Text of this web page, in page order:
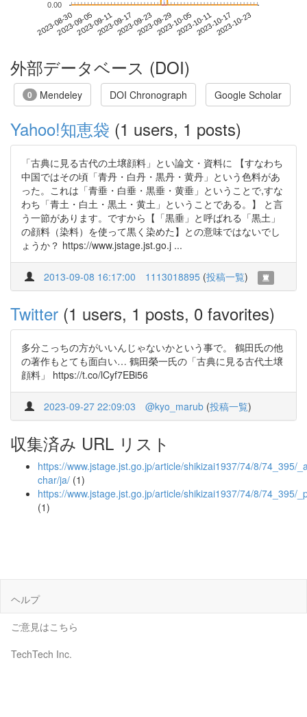
2023-08-302023-09-052023-09-112023-09-172023-09-232023-09-292023-10-052023-10-112023-10-172023-10-23
0.00
外部データベース (DOI)
0 Mendeley DOI Chronograph Google Scholar
Yahoo!知恵袋 (1 users, 1 posts)
「古典に見る古代の土壌顔料」とい論文・資料に 【すなわち
中国ではその頃「青丹・白丹・黒丹・黄丹」という色料があ
った。これは「青垂・白垂・黒垂・黄垂」ということで,すな
わち「青土・白土・黒土・黄土」ということである。】 と言
う一節があります。ですから【「黒垂」と呼ばれる「黒土」
の顔料（染料）を使って黒く染めた】との意味ではないでし
ょうか？ https://www.jstage.jst.go.j ...
2013-09-08 16:17:00 1113018895 (投稿一覧)
Twitter (1 users, 1 posts, 0 favorites)
多分こっちの方がいいんじゃないかという事で。 鶴田氏の他
の著作もとても面白い… 鶴田榮一氏の「古典に見る古代土壌
顔料」 https://t.co/lCyf7EBi56
2023-09-27 22:09:03 @kyo_marub (投稿一覧)
収集済み URL リスト
https://www.jstage.jst.go.jp/article/shikizai1937/74/8/74_395/
char/ja/ (1)
https://www.jstage.jst.go.jp/article/shikizai1937/74/8/74_395/
(1)
ヘルプ
ご意見はこちら
TechTech Inc.